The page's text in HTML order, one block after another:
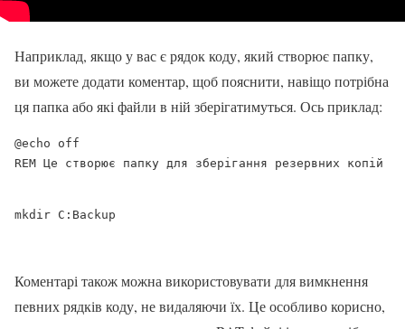
Наприклад, якщо у вас є рядок коду, який створює папку,
ви можете додати коментар, щоб пояснити, навіщо потрібна
ця папка або які файли в ній зберігатимуться. Ось приклад:
REM Це створює папку для зберігання резервних копій
mkdir C:Backup
Коментарі також можна використовувати для вимкнення
певних рядків коду, не видаляючи їх. Це особливо корисно,